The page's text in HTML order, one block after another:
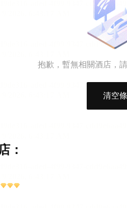
抱歉，暫無相關酒店，
清空
：